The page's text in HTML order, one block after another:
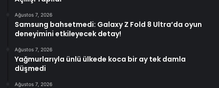
Ağustos 7, 2026
Samsung bahsetmedi: Galaxy Z Fold 8 Ultra’da oyun
deneyimini etkileyecek detay!
Ağustos 7, 2026
Yağmurlarıyla ünlü ülkede koca bir ay tek damla
düşmedi
Ağustos 7, 2026